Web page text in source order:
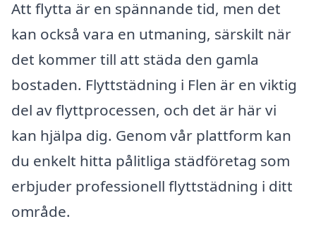
Att flytta är en spännande tid, men det
kan också vara en utmaning, särskilt när
det kommer till att städa den gamla
bostaden. Flyttstädning i Flen är en viktig
del av flyttprocessen, och det är här vi
kan hjälpa dig. Genom vår plattform kan
du enkelt hitta pålitliga städföretag som
erbjuder professionell flyttstädning i ditt
område.